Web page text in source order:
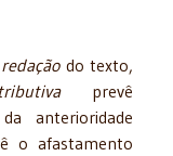
redaçãodo texto,
prevê
anterioridade
o afastamento